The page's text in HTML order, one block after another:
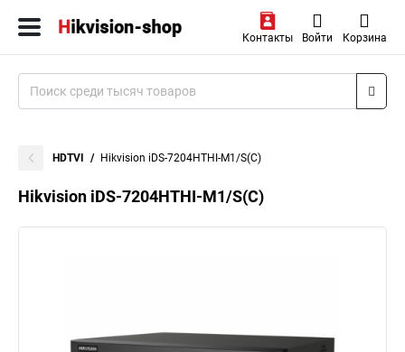
Контакты Войти Корзина
HDTVI Hikvision iDS-7204HTHI-M1/S(C)
Hikvision iDS-7204HTHI-M1/S(C)